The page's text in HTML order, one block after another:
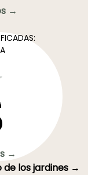
→
→
los jardines →